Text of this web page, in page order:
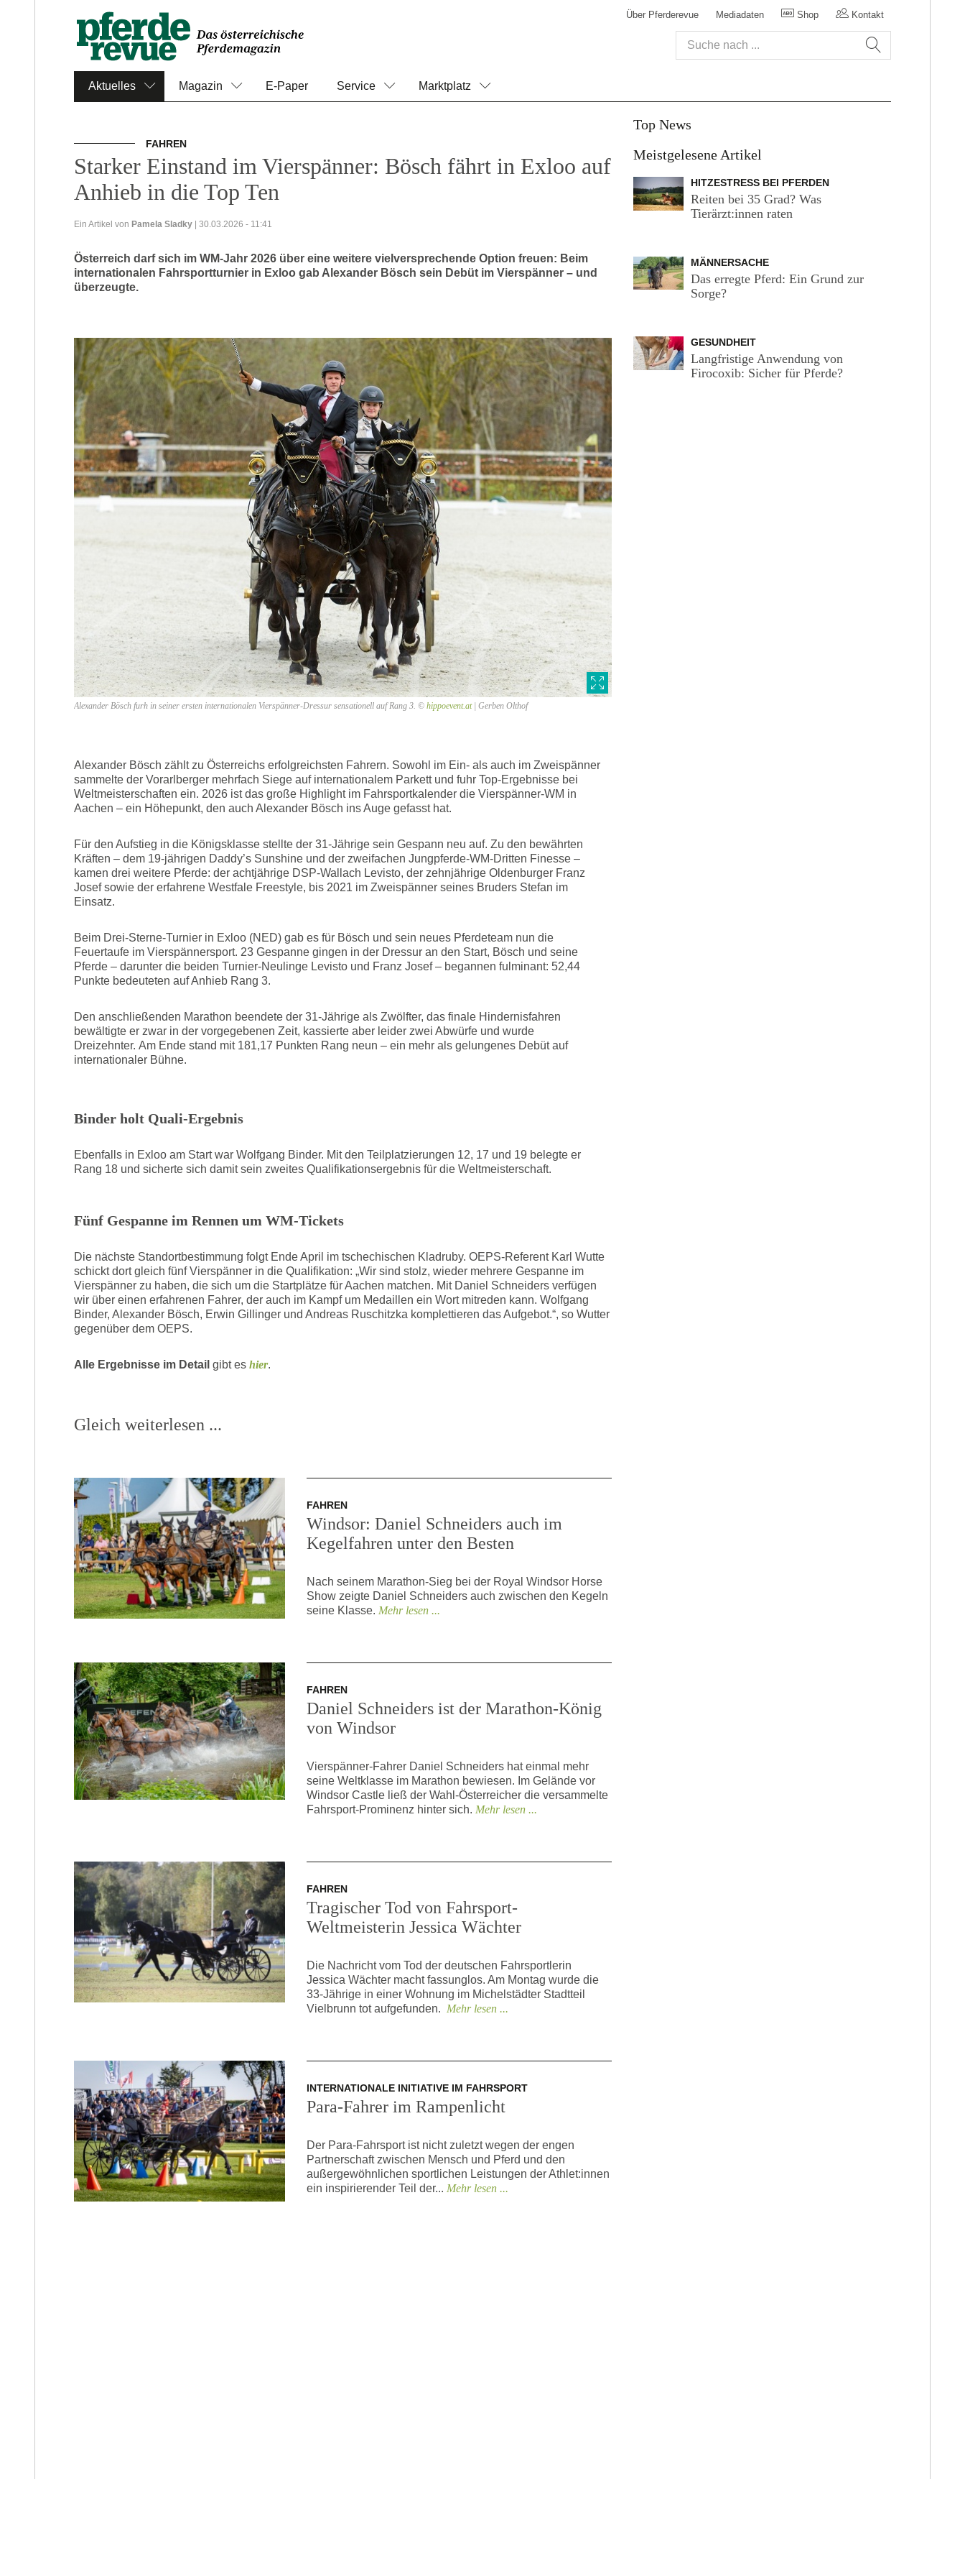
Über Pferderevue Mediadaten Shop Kontakt
Aktuelles Magazin E-Paper Service Marktplatz
FAHREN
Starker Einstand im Vierspänner: Bösch fährt in Exloo auf
Anhieb in die Top Ten
Ein Artikel von Pamela Sladky | 30.03.2026 - 11:41
Österreich darf sich im WM-Jahr 2026 über eine weitere vielversprechende Option freuen: Beim
internationalen Fahrsportturnier in Exloo gab Alexander Bösch sein Debüt im Vierspänner – und
überzeugte.
Alexander Bösch furh in seiner ersten internationalen Vierspänner-Dressur sensationell auf Rang 3. © hippoevent.at| Gerben Olthof
Alexander Bösch zählt zu Österreichs erfolgreichsten Fahrern. Sowohl im Ein- als auch im Zweispänner
sammelte der Vorarlberger mehrfach Siege auf internationalem Parkett und fuhr Top-Ergebnisse bei
Weltmeisterschaften ein. 2026 ist das große Highlight im Fahrsportkalender die Vierspänner-WM in
Aachen – ein Höhepunkt, den auch Alexander Bösch ins Auge gefasst hat.
Für den Aufstieg in die Königsklasse stellte der 31-Jährige sein Gespann neu auf. Zu den bewährten
Kräften – dem 19-jährigen Daddy’s Sunshine und der zweifachen Jungpferde-WM-Dritten Finesse –
kamen drei weitere Pferde: der achtjährige DSP-Wallach Levisto, der zehnjährige Oldenburger Franz
Josef sowie der erfahrene Westfale Freestyle, bis 2021 im Zweispänner seines Bruders Stefan im
Einsatz.
Beim Drei-Sterne-Turnier in Exloo (NED) gab es für Bösch und sein neues Pferdeteam nun die
Feuertaufe im Vierspännersport. 23 Gespanne gingen in der Dressur an den Start, Bösch und seine
Pferde – darunter die beiden Turnier-Neulinge Levisto und Franz Josef – begannen fulminant: 52,44
Punkte bedeuteten auf Anhieb Rang 3.
Den anschließenden Marathon beendete der 31-Jährige als Zwölfter, das finale Hindernisfahren
bewältigte er zwar in der vorgegebenen Zeit, kassierte aber leider zwei Abwürfe und wurde
Dreizehnter. Am Ende stand mit 181,17 Punkten Rang neun – ein mehr als gelungenes Debüt auf
internationaler Bühne.
Binder holt Quali-Ergebnis
Ebenfalls in Exloo am Start war Wolfgang Binder. Mit den Teilplatzierungen 12, 17 und 19 belegte er
Rang 18 und sicherte sich damit sein zweites Qualifikationsergebnis für die Weltmeisterschaft.
Fünf Gespanne im Rennen um WM-Tickets
Die nächste Standortbestimmung folgt Ende April im tschechischen Kladruby. OEPS-Referent Karl Wutte
schickt dort gleich fünf Vierspänner in die Qualifikation: „Wir sind stolz, wieder mehrere Gespanne im
Vierspänner zu haben, die sich um die Startplätze für Aachen matchen. Mit Daniel Schneiders verfügen
wir über einen erfahrenen Fahrer, der auch im Kampf um Medaillen ein Wort mitreden kann. Wolfgang
Binder, Alexander Bösch, Erwin Gillinger und Andreas Ruschitzka komplettieren das Aufgebot.“, so Wutter
gegenüber dem OEPS.
Alle Ergebnisse im Detail gibt es hier.
Gleich weiterlesen ...
FAHREN
Windsor: Daniel Schneiders auch im
Kegelfahren unter den Besten
Nach seinem Marathon-Sieg bei der Royal Windsor Horse
Show zeigte Daniel Schneiders auch zwischen den Kegeln
seine Klasse. Mehr lesen ...
FAHREN
Daniel Schneiders ist der Marathon-König
von Windsor
Vierspänner-Fahrer Daniel Schneiders hat einmal mehr
seine Weltklasse im Marathon bewiesen. Im Gelände vor
Windsor Castle ließ der Wahl-Österreicher die versammelte
Fahrsport-Prominenz hinter sich. Mehr lesen ...
FAHREN
Tragischer Tod von Fahrsport-
Weltmeisterin Jessica Wächter
Die Nachricht vom Tod der deutschen Fahrsportlerin
Jessica Wächter macht fassunglos. Am Montag wurde die
33-Jährige in einer Wohnung im Michelstädter Stadtteil
Vielbrunn tot aufgefunden. Mehr lesen ...
INTERNATIONALE INITIATIVE IM FAHRSPORT
Para-Fahrer im Rampenlicht
Der Para-Fahrsport ist nicht zuletzt wegen der engen
Partnerschaft zwischen Mensch und Pferd und den
außergewöhnlichen sportlichen Leistungen der Athlet:innen
ein inspirierender Teil der... Mehr lesen ...
Top News
Meistgelesene Artikel
HITZESTRESS BEI PFERDEN
Reiten bei 35 Grad? Was
Tierärzt:innen raten
MÄNNERSACHE
Das erregte Pferd: Ein Grund zur
Sorge?
GESUNDHEIT
Langfristige Anwendung von
Firocoxib: Sicher für Pferde?